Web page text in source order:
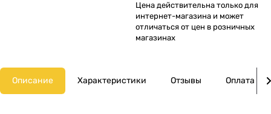
Цена действительна только для
интернет-магазина и может
отличаться от цен в розничных
магазинах
Описание Характеристики Отзывы Оплата